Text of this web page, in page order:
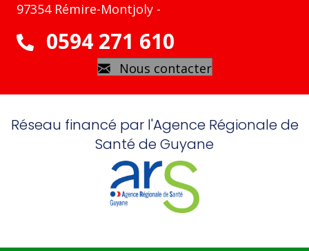
97354 Rémire-Montjoly -
0594 271 610
Nous contacter
Réseau financé par l'Agence Régionale de
Santé de Guyane